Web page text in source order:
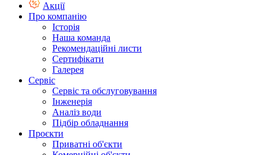
Акції
Про компанію
Історія
Наша команда
Рекомендаційні листи
Сертифікати
Галерея
Сервіс
Сервіс та обслуговування
Інженерія
Аналіз води
Підбір обладнання
Проєкти
Приватні об'єкти